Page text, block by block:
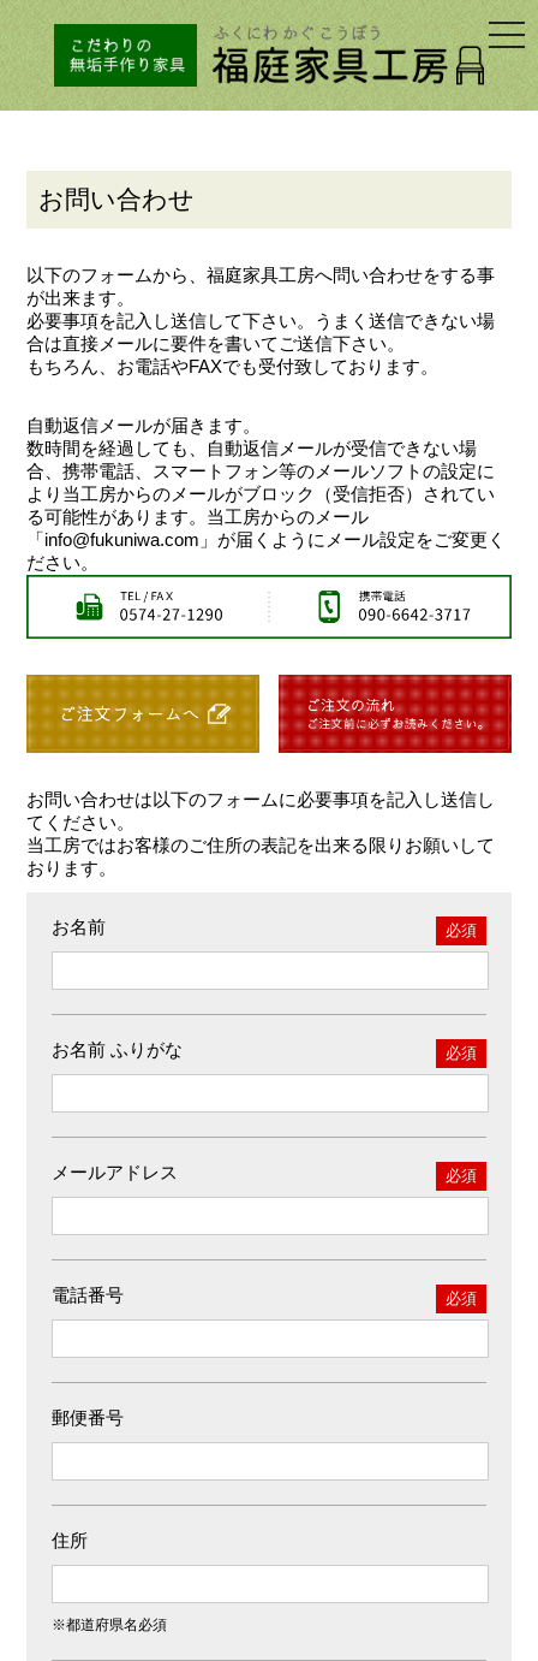
お問い合わせ
以下のフォームから、福庭家具工房へ問い合わせをする事
が出来ます。
必要事項を記入し送信して下さい。うまく送信できない場
合は直接 メールに要件を書いてご送信下さい。
もちろん、お電話やFAXでも受付致しております。
自動返信メールが届きます。
数時間を経過しても、自動返信メールが受信できない場
合、携帯電話、スマートフォン等のメールソフトの設定に
より当工房からのメールがブロック（受信拒否）されてい
る可能性があります。当工房からのメール
「info@fukuniwa.com」が届くようにメール設定をご変更く
ださい。
お問い合わせは以下のフォームに必要事項を記入し送信し
てください。
当工房ではお客様のご住所の表記を出来る限りお願いして
おります。
お名前 必須
お名前 ふりがな 必須
メールアドレス 必須
電話番号 必須
郵便番号
住所
※都道府県名必須